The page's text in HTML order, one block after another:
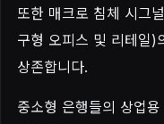
또한 매크로 침체 시그
구형 오피스 및 리테일)
상존합니다.
중소형 은행들의 상업